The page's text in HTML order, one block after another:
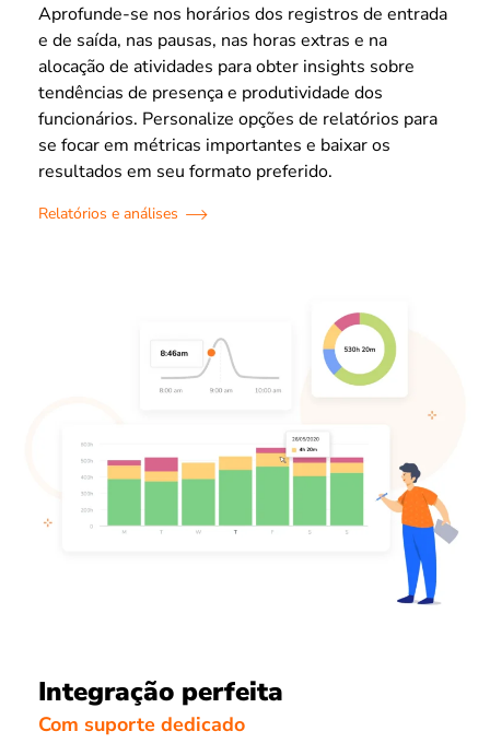
Aprofunde-se nos horários dos registros de entrada
e de saída, nas pausas, nas horas extras e na
alocação de atividades para obter insights sobre
tendências de presença e produtividade dos
funcionários. Personalize opções de relatórios para
se focar em métricas importantes e baixar os
resultados em seu formato preferido.
Relatórios e análises
Integração perfeita
Com suporte dedicado